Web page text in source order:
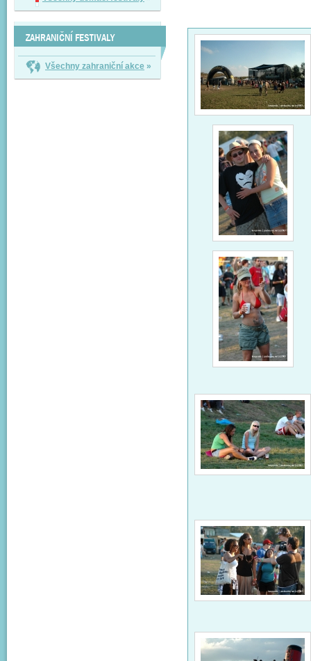
ZAHRANIČNÍ FESTIVALY
Všechny zahraniční akce »